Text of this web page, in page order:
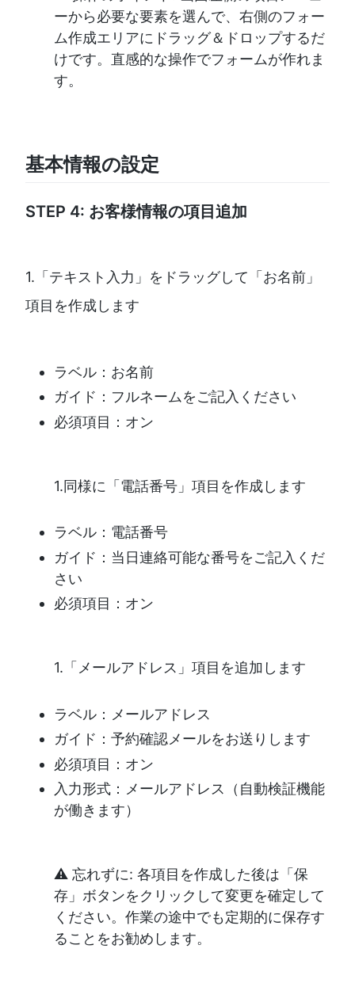
ーから必要な要素を選んで、右側のフォー
ム作成エリアにドラッグ＆ドロップするだ
けです。直感的な操作でフォームが作れま
す。
基本情報の設定
STEP 4: お客様情報の項目追加
1.「テキスト入力」をドラッグして「お名前」
項目を作成します
ラベル：お名前
ガイド：フルネームをご記入ください
必須項目：オン
1.同様に「電話番号」項目を作成します
ラベル：電話番号
ガイド：当日連絡可能な番号をご記入くだ
さい
必須項目：オン
1.「メールアドレス」項目を追加します
ラベル：メールアドレス
ガイド：予約確認メールをお送りします
必須項目：オン
入力形式：メールアドレス（自動検証機能
が働きます）
⚠️ 忘れずに: 各項目を作成した後は「保
存」ボタンをクリックして変更を確定して
ください。作業の途中でも定期的に保存す
ることをお勧めします。